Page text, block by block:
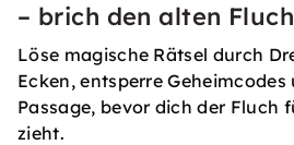
– brich den alten Fluch
Löse magische Rätsel durch
Ecken, entsperre
Passage, bevor dich der Fluch
zieht.